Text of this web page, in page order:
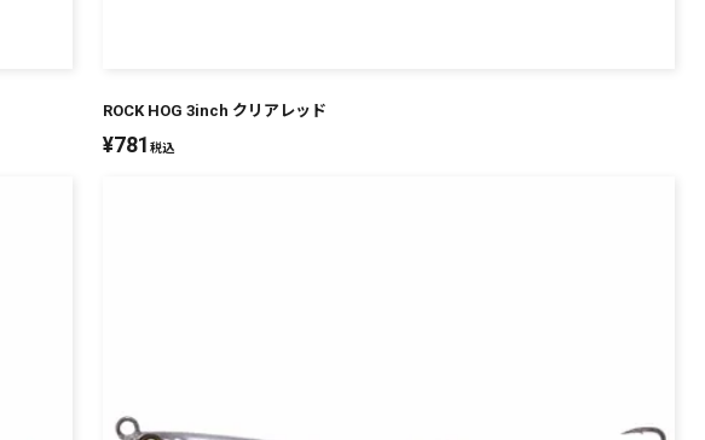
ROCK HOG 3inch クリアレッド
¥781 税込